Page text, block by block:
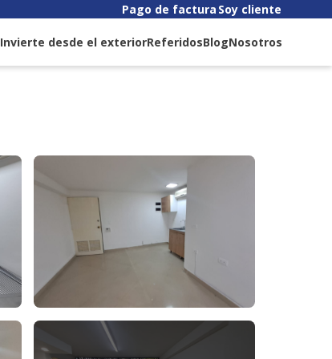
Pago de factura Soy cliente
Invierte desde el exteriorReferidosBlogNosotros